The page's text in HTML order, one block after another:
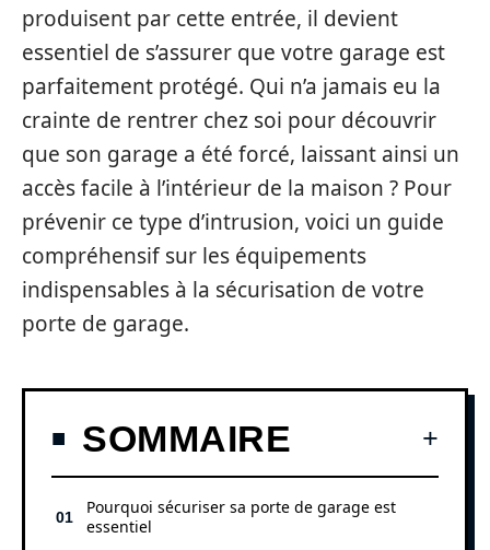
produisent par cette entrée, il devient
essentiel de s’assurer que votre garage est
parfaitement protégé. Qui n’a jamais eu la
crainte de rentrer chez soi pour découvrir
que son garage a été forcé, laissant ainsi un
accès facile à l’intérieur de la maison ? Pour
prévenir ce type d’intrusion, voici un guide
compréhensif sur les équipements
indispensables à la sécurisation de votre
porte de garage.
SOMMAIRE
Pourquoi sécuriser sa porte de garage est
essentiel